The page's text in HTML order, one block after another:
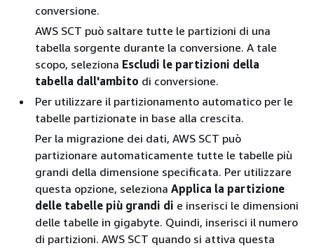
conversione.
AWS SCT può saltare tutte le partizioni di una
tabella sorgente durante la conversione. A tale
scopo, seleziona Escludi le partizioni della
tabella dall'ambito di conversione.
Per utilizzare il partizionamento automatico per le
tabelle partizionate in base alla crescita.
Per la migrazione dei dati, AWS SCT può
partizionare automaticamente tutte le tabelle più
grandi della dimensione specificata. Per utilizzare
questa opzione, seleziona Applica la partizione
delle tabelle più grandi di e inserisci le dimensioni
delle tabelle in gigabyte. Quindi, inserisci il numero
di partizioni. AWS SCT quando si attiva questa